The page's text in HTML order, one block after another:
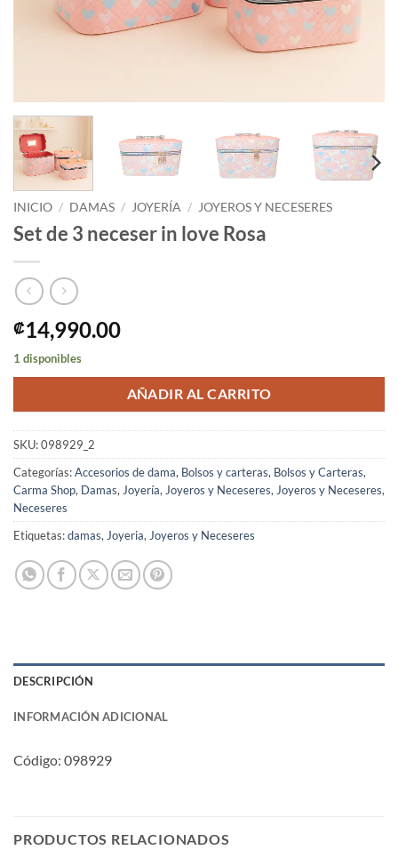
INICIO / DAMAS / JOYERÍA / JOYEROS Y NECESERES
Set de 3 neceser in love Rosa
₡14,990.00
1 disponibles
AÑADIR AL CARRITO
SKU:098929_2
Categorías:Accesorios de dama, Bolsos y carteras, Bolsos y Carteras,
Carma Shop, Damas, Joyería, Joyeros y Neceseres, Joyeros y Neceseres,
Neceseres
Etiquetas:damas, Joyeria, Joyeros y Neceseres
DESCRIPCIÓN
INFORMACIÓN ADICIONAL
Código: 098929
PRODUCTOS RELACIONADOS